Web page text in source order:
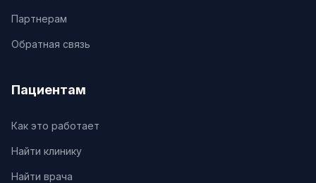
Партнерам
Обратная связь
Пациентам
Как это работает
Найти клинику
Найти врача